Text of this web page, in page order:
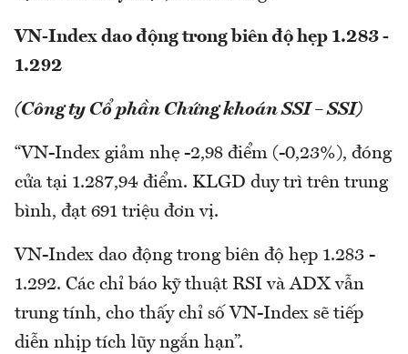
VN-Index dao động trong biên độ hẹp 1.283 -
1.292
(Công ty Cổ phần Chứng khoán SSI – SSI)
“VN-Index giảm nhẹ -2,98 điểm (-0,23%), đóng
cửa tại 1.287,94 điểm. KLGD duy trì trên trung
bình, đạt 691 triệu đơn vị.
VN-Index dao động trong biên độ hẹp 1.283 -
1.292. Các chỉ báo kỹ thuật RSI và ADX vẫn
trung tính, cho thấy chỉ số VN-Index sẽ tiếp
diễn nhịp tích lũy ngắn hạn”.